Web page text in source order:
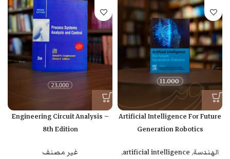
Artificial Intelligence For Future
Generation Robotics
الهندسة,
artificial intelligence
,
Engineering Circuit Analysis –
8th Edition
غير مصنف